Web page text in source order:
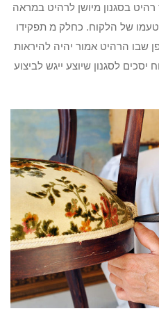
בסגנון מיושן לרהיט במראה
טעמו של הלקוח. כחלק מ תפקידו
שבו הרהיט אמור יהיה להיראות
לסגנון שיוצע ייגש לביצוע